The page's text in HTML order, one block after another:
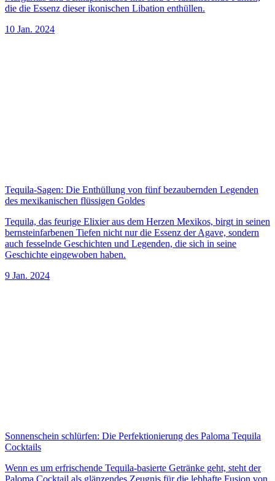
die die Essenz dieser ikonischen Libation enthüllen.
10 Jan. 2024
Tequila-Sagen: Die Enthüllung von fünf bezaubernden Legenden
des mexikanischen flüssigen Goldes
Tequila, das feurige Elixier aus dem Herzen Mexikos, birgt in seinen
bernsteinfarbenen Tiefen nicht nur die Essenz der Agave, sondern
auch fesselnde Geschichten und Legenden, die sich in seine
Geschichte eingewoben haben.
9 Jan. 2024
Sonnenschein schlürfen: Die Perfektionierung des Paloma Tequila
Cocktails
Wenn es um erfrischende Tequila-basierte Getränke geht, steht der
Paloma Cocktail als glänzendes Zeugnis für die lebhafte Fusion von